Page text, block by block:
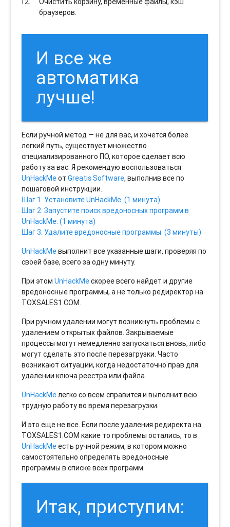
браузеров.
И все же
автоматика
лучше!
Если ручной метод — не для вас, и хочется более
легкий путь, существует множество
специализированного ПО, которое сделает всю
работу за вас. Я рекомендую воспользоваться
UnHackMeотGreatis Software, выполнив все по
пошаговой инструкции.
Шаг 1. Установите UnHackMe. (1 минута)
Шаг 2. Запустите поиск вредоносных программ в
UnHackMe. (1 минута)
Шаг 3. Удалите вредоносные программы. (3 минуты)
UnHackMeвыполнит все указанные шаги, проверяя по
своей базе, всего за одну минуту.
При этомUnHackMeскорее всего найдет и другие
вредоносные программы, а не только редиректор на
TOXSALES1.COM.
При ручном удалении могут возникнуть проблемы с
удалением открытых файлов. Закрываемые
процессы могут немедленно запускаться вновь, либо
могут сделать это после перезагрузки. Часто
возникают ситуации, когда недостаточно прав для
удалении ключа реестра или файла.
UnHackMeлегко со всем справится и выполнит всю
трудную работу во время перезагрузки.
И это еще не все. Если после удаления редиректа на
TOXSALES1.COM какие то проблемы остались, то в
UnHackMeесть ручной режим, в котором можно
самостоятельно определять вредоносные
программы в списке всех программ.
Итак, приступим: